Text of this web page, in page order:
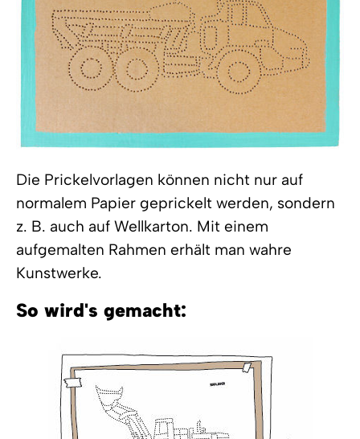
Die Prickelvorlagen können nicht nur auf
normalem Papier geprickelt werden, sondern
z. B. auch auf Wellkarton. Mit einem
aufgemalten Rahmen erhält man wahre
Kunstwerke.
So wird's gemacht: